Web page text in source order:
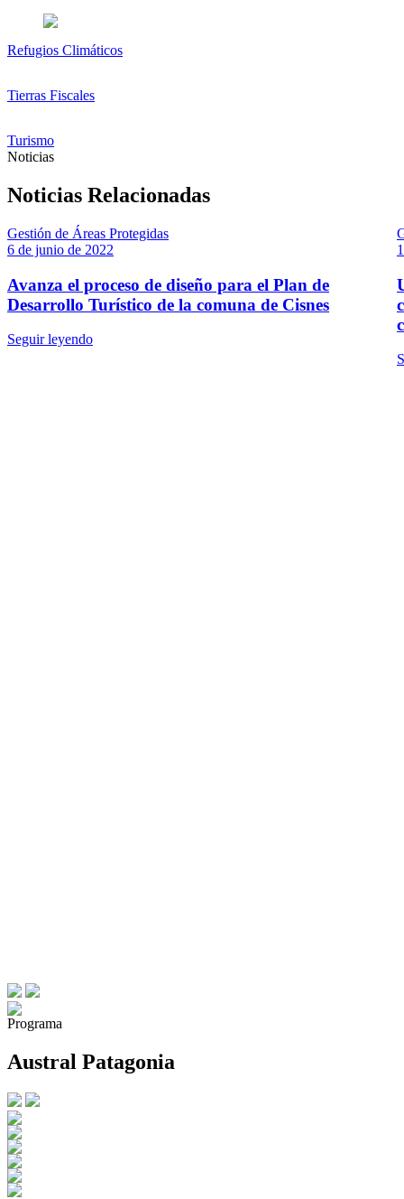
Refugios Climáticos
Tierras Fiscales
Turismo
Noticias
Noticias Relacionadas
Gestión de Áreas Protegidas
6 de junio de 2022
Avanza el proceso de diseño para el Plan de
Desarrollo Turístico de la comuna de Cisnes
Seguir leyendo
Programa
Austral Patagonia